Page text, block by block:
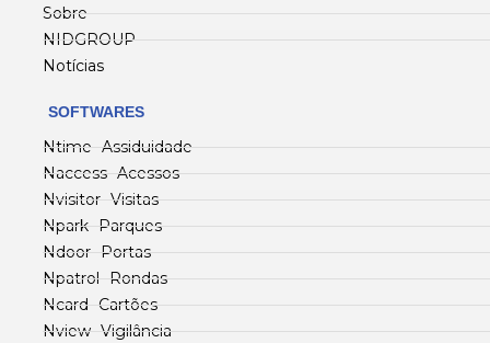
Sobre
NIDGROUP
Notícias
SOFTWARES
Ntime- Assiduidade
Naccess- Acessos
Nvisitor- Visitas
Npark- Parques
Ndoor- Portas
Npatrol- Rondas
Ncard- Cartões
Nview- Vigilância